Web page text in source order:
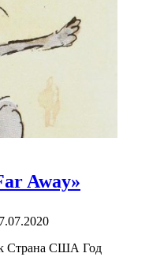
Away»
Страна США Год